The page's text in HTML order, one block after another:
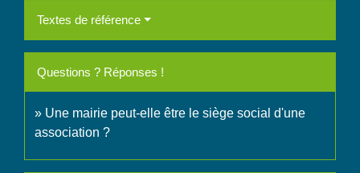
Textes de référence
Questions ? Réponses !
Une mairie peut-elle être le siège social d'une
association ?